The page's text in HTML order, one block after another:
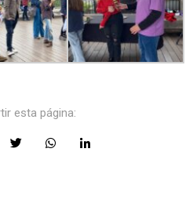
esta página: